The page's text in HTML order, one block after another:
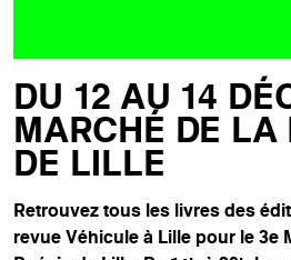
DU 12 AU 14
MARCHÉ DE LA
DE LILLE
Retrouvez tous les livres des
revue Véhicule à Lille pour le 3e